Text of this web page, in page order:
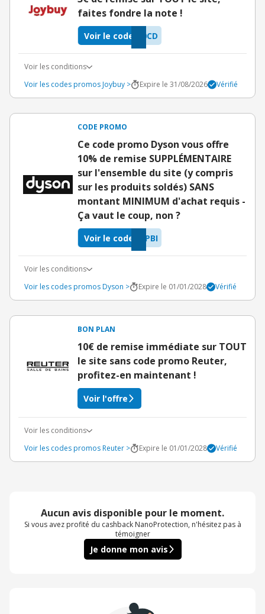
faites fondre la note !
0CD
Voir le code
Voir les conditions
Voir les codes promos Joybuy >
Expire le 31/08/2026 Vérifié
CODE PROMO
Ce code promo Dyson vous offre
10% de remise SUPPLÉMENTAIRE
sur l'ensemble du site (y compris
sur les produits soldés) SANS
montant MINIMUM d'achat requis -
Ça vaut le coup, non ?
PBI
Voir le code
Voir les conditions
Voir les codes promos Dyson >
Expire le 01/01/2028 Vérifié
BON PLAN
10€ de remise immédiate sur TOUT
le site sans code promo Reuter,
profitez-en maintenant !
Voir l'offre
Voir les conditions
Voir les codes promos Reuter >
Expire le 01/01/2028 Vérifié
Aucun avis disponible pour le moment.
Si vous avez profité du cashback NanoProtection, n'hésitez pas à
témoigner
Je donne mon avis